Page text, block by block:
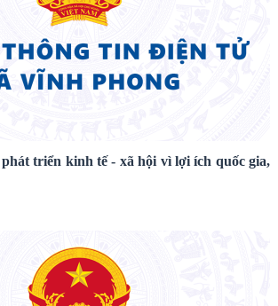
triển kinh tế - xã hội vì lợi ích quốc gia,